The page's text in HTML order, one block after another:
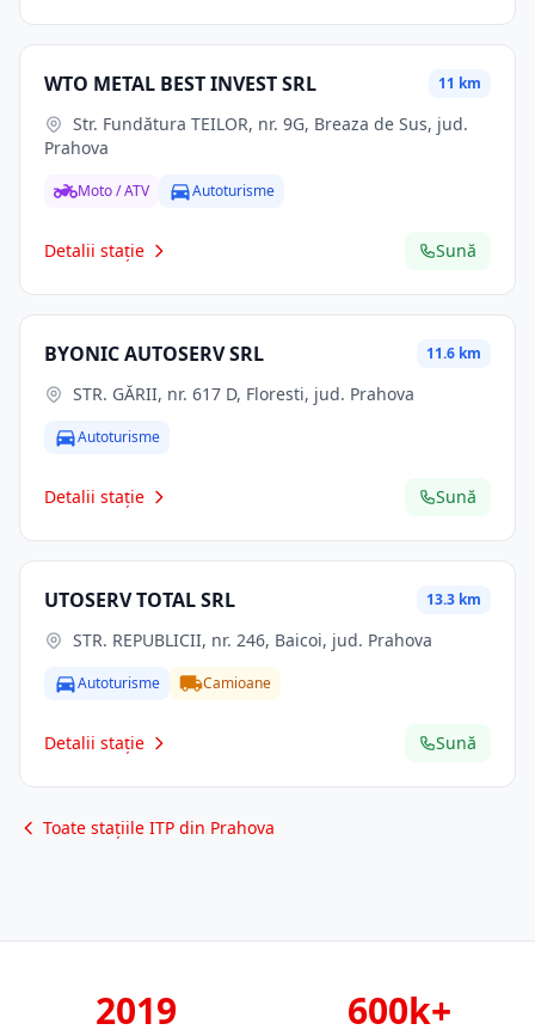
WTO METAL BEST INVEST SRL 11 km
Prahova
Moto / ATV Autoturisme
Detalii stație Sună
BYONIC AUTOSERV SRL 11.6 km
STR. GĂRII, nr. 617 D, Floresti, jud. Prahova
Autoturisme
Detalii stație Sună
UTOSERV TOTAL SRL 13.3 km
STR. REPUBLICII, nr. 246, Baicoi, jud. Prahova
Autoturisme Camioane
Detalii stație Sună
Toate stațiile ITP din Prahova
2019 600k+